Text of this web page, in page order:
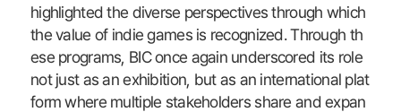
highlighted the diverse perspectives through which
the value of indie games is recognized. Through th
ese programs, BIC once again underscored its role
not just as an exhibition, but as an international plat
form where multiple stakeholders share and expan